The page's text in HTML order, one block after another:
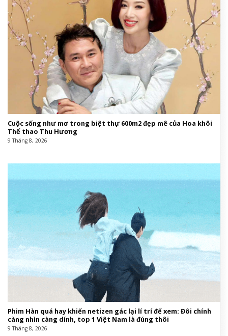
Cuộc sống như mơ trong biệt thự 600m2 đẹp mê của Hoa khôi
Thể thao Thu Hương
9 Tháng 8, 2026
Phim Hàn quá hay khiến netizen gác lại lí trí để xem: Đôi chính
càng nhìn càng dính, top 1 Việt Nam là đúng thôi
9 Tháng 8, 2026